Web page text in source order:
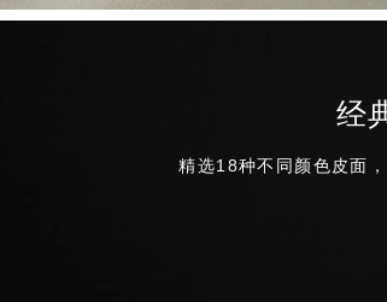
经
精选18种不同颜色皮面